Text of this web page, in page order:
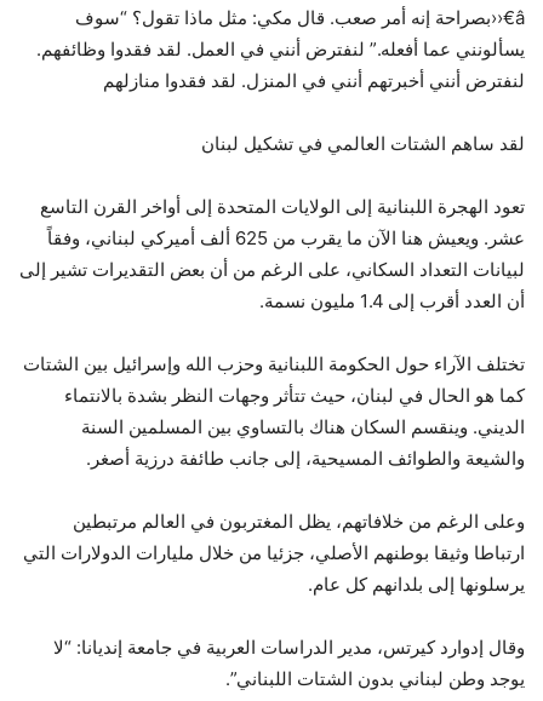
â€‹‹بصراحة إنه أمر صعب. قال مكي: مثل ماذا تقول؟ “سوف
يسألونني عما أفعله.” لنفترض أنني في العمل. لقد فقدوا وظائفهم.
لنفترض أنني أخبرتهم أنني في المنزل. لقد فقدوا منازلهم
لقد ساهم الشتات العالمي في تشكيل لبنان
تعود الهجرة اللبنانية إلى الولايات المتحدة إلى أواخر القرن التاسع
عشر. ويعيش هنا الآن ما يقرب من 625 ألف أميركي لبناني، وفقاً
لبيانات التعداد السكاني، على الرغم من أن بعض التقديرات تشير إلى
أن العدد أقرب إلى 1.4 مليون نسمة.
تختلف الآراء حول الحكومة اللبنانية وحزب الله وإسرائيل بين الشتات
كما هو الحال في لبنان، حيث تتأثر وجهات النظر بشدة بالانتماء
الديني. وينقسم السكان هناك بالتساوي بين المسلمين السنة
والشيعة والطوائف المسيحية، إلى جانب طائفة درزية أصغر.
وعلى الرغم من خلافاتهم، يظل المغتربون في العالم مرتبطين
ارتباطا وثيقا بوطنهم الأصلي، جزئيا من خلال مليارات الدولارات التي
يرسلونها إلى بلدانهم كل عام.
وقال إدوارد كيرتس، مدير الدراسات العربية في جامعة إنديانا: “لا
يوجد وطن لبناني بدون الشتات اللبناني”.